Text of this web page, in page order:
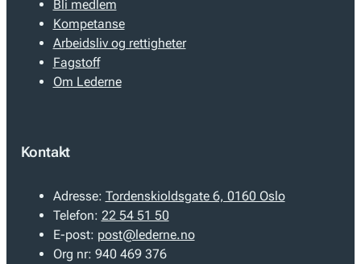
Bli medlem
Kompetanse
Arbeidsliv og rettigheter
Fagstoff
Om Lederne
Kontakt
Adresse: Tordenskioldsgate 6, 0160 Oslo
Telefon: 22 54 51 50
E-post: post@lederne.no
Org nr: 940 469 376